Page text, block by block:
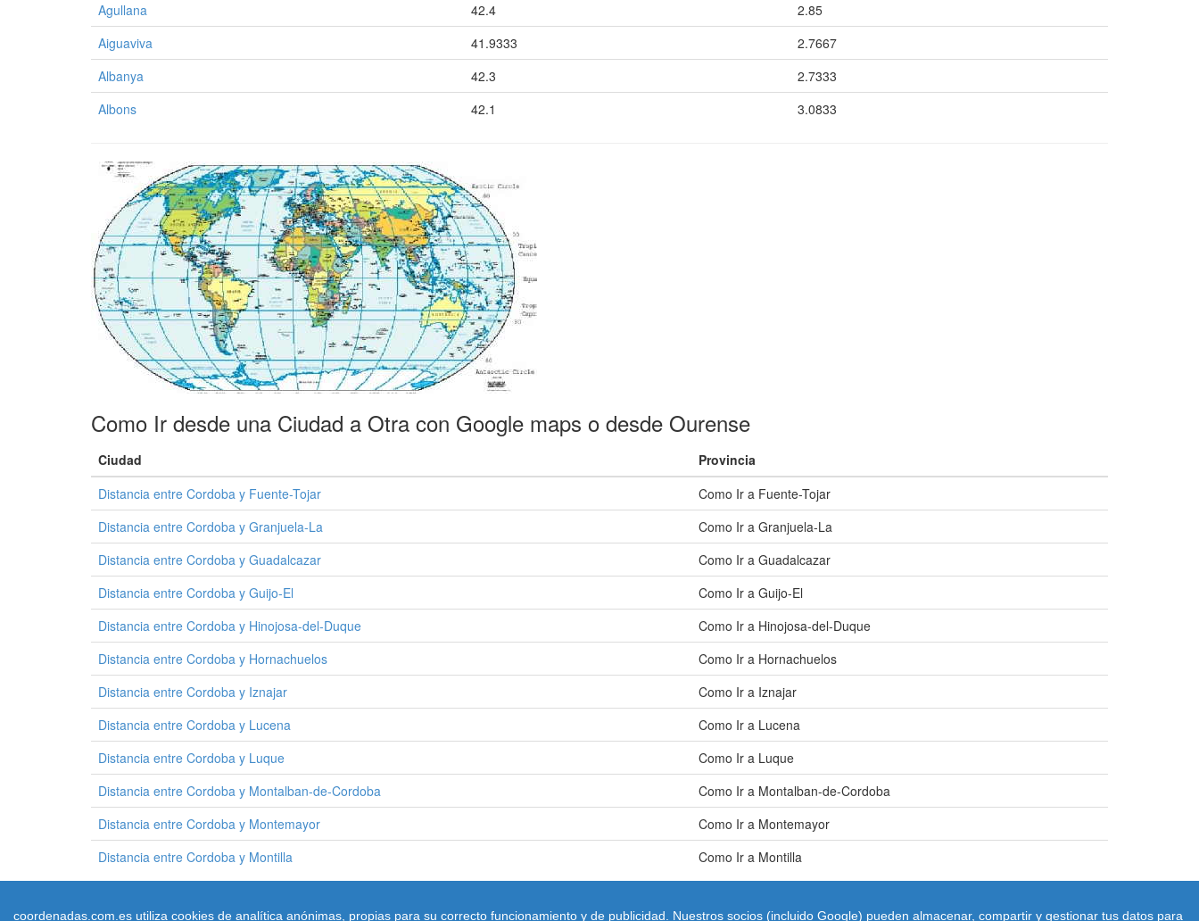
Agullana
42.4
2.85
Aiguaviva
41.9333
2.7667
Albanya
42.3
2.7333
Albons
42.1 3.0833
Como Ir desde una Ciudad a Otra con Google maps o desde Ourense
Ciudad
Provincia
Distancia entre Cordoba y Fuente-Tojar
Como Ir a Fuente-Tojar
Distancia entre Cordoba y Granjuela-La
Como Ir a Granjuela-La
Distancia entre Cordoba y Guadalcazar
Como Ir a Guadalcazar
Distancia entre Cordoba y Guijo-El
Como Ir a Guijo-El
Distancia entre Cordoba y Hinojosa-del-Duque
Como Ir a Hinojosa-del-Duque
Distancia entre Cordoba y Hornachuelos
Como Ir a Hornachuelos
Distancia entre Cordoba y Iznajar
Como Ir a Iznajar
Distancia entre Cordoba y Lucena
Como Ir a Lucena
Distancia entre Cordoba y Luque
Como Ir a Luque
Distancia entre Cordoba y Montalban-de-Cordoba
Como Ir a Montalban-de-Cordoba
Distancia entre Cordoba y Montemayor
Como Ir a Montemayor
Distancia entre Cordoba y Montilla
Como Ir a Montilla
coordenadas.com.es utiliza cookies de analítica anónimas, propias para su correcto funcionamiento y de publicidad. Nuestros socios (incluido Google) pueden almacenar, compartir y gestionar tus datos para